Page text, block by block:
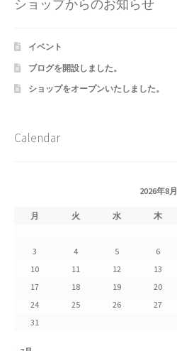
ご利用規約
よくある質問
アフィリエイト登録
ギフト特集
クイック注文フォーム
クリスマス特集
サマーセール
ショップからのお知らせ
イベント
ブログを開設しました。
ショップをオープンいたしました。
Calendar
2026年8月
月 火 水 木
3
4 5 6
10
11 12 13
17
18 19 20
24
25 26 27
31